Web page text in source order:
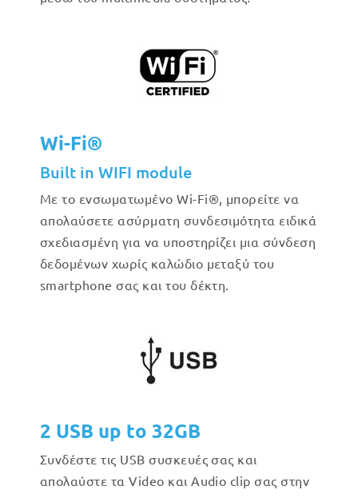
Wi-Fi®
Built in WIFI module
Με το ενσωματωμένο Wi-Fi®, μπορείτε να
απολαύσετε ασύρματη συνδεσιμότητα ειδικά
σχεδιασμένη για να υποστηρίζει μια σύνδεση
δεδομένων χωρίς καλώδιο μεταξύ του
smartphone σας και του δέκτη.
2 USB up to 32GB
Συνδέστε τις USB συσκευές σας και
απολαύστε τα Video και Audio clip σας στην